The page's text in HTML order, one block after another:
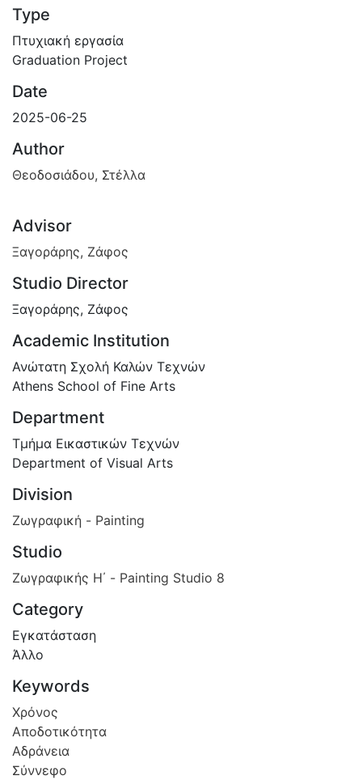
Type
Πτυχιακή εργασία
Graduation Project
Date
2025-06-25
Author
Θεοδοσιάδου, Στέλλα
Advisor
Ξαγοράρης, Ζάφος
Studio Director
Ξαγοράρης, Ζάφος
Academic Institution
Ανώτατη Σχολή Καλών Τεχνών
Athens School of Fine Arts
Department
Τμήμα Εικαστικών Τεχνών
Department of Visual Arts
Division
Ζωγραφική - Painting
Studio
Ζωγραφικής Η΄ - Painting Studio 8
Category
Εγκατάσταση
Άλλο
Keywords
Χρόνος
Αποδοτικότητα
Αδράνεια
Σύννεφο